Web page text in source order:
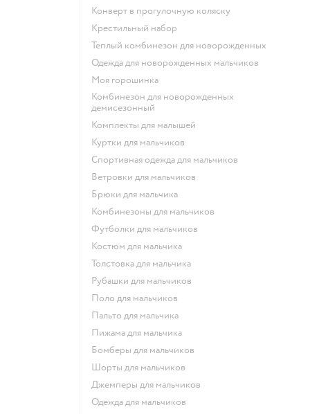
Конверт в прогулочную коляску
Крестильный набор
Теплый комбинезон для новорожденных
Одежда для новорожденных мальчиков
Моя горошинка
Комбинезон для новорожденных
демисезонный
Комплекты для малышей
Куртки для мальчиков
Спортивная одежда для мальчиков
Ветровки для мальчиков
Брюки для мальчика
Комбинезоны для мальчиков
Футболки для мальчиков
Костюм для мальчика
Толстовка для мальчика
Рубашки для мальчиков
Поло для мальчиков
Пальто для мальчика
Пижама для мальчика
Бомберы для мальчиков
Шорты для мальчиков
Джемперы для мальчиков
Одежда для мальчиков